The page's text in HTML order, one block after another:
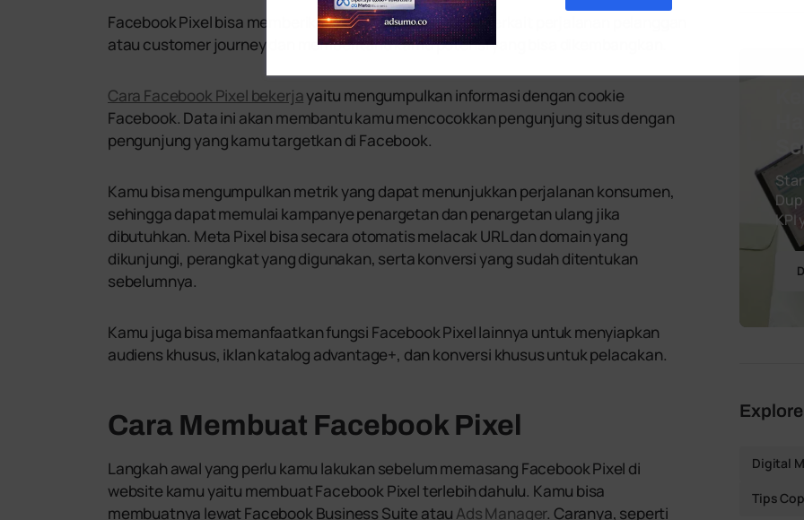
Facebook Pixel bisa memberikan gambar lebih lengkap terkait perjalanan pelanggan
atau customer journey dan memberitahu kamu potensi yang bisa dikembangkan.
Cara Facebook Pixel bekerjayaitu mengumpulkan informasi dengan cookie
Facebook. Data ini akan membantu kamu mencocokkan pengunjung situs dengan
pengunjung yang kamu targetkan di Facebook.
Kamu bisa mengumpulkan metrik yang dapat menunjukkan perjalanan konsumen,
sehingga dapat memulai kampanye penargetan dan penargetan ulang jika
dibutuhkan. Meta Pixel bisa secara otomatis melacak URL dan domain yang
dikunjungi, perangkat yang digunakan, serta konversi yang sudah ditentukan
sebelumnya.
Kamu juga bisa memanfaatkan fungsi Facebook Pixel lainnya untuk menyiapkan
audiens khusus, iklan katalog advantage+, dan konversi khusus untuk pelacakan.
Cara Membuat Facebook Pixel
Langkah awal yang perlu kamu lakukan sebelum memasang Facebook Pixel di
website kamu yaitu membuat Facebook Pixel terlebih dahulu. Kamu bisa
membuatnya lewat Facebook Business Suite atau Ads Manager. Caranya, seperti
KPI
Digital
Tips